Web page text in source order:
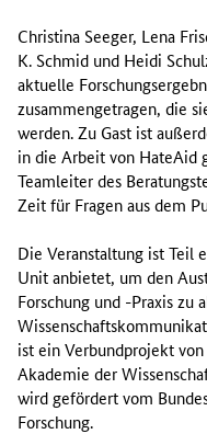
Christina Seeger, Lena
K. Schmid und Heidi
aktuelle
zusammengetragen, die
werden. Zu Gast ist
in die Arbeit von HateAid
Teamleiter des
Zeit für Fragen aus dem
Die Veranstaltung ist Teil
Unit anbietet, um den
Forschung und -Praxis zu
ist ein Verbundprojekt
Akademie der
wird gefördert vom
Forschung.